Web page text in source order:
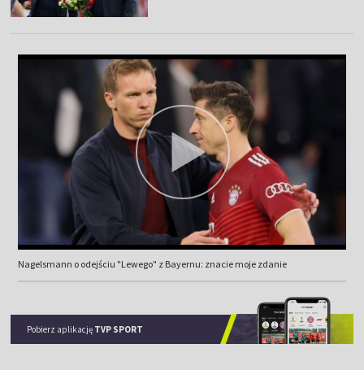
Nagelsmann o odejściu "Lewego" z Bayernu: znacie moje zdanie
Pobierz aplikację TVP SPORT